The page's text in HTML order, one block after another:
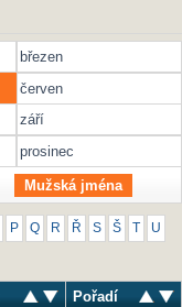
březen
červen
září
prosinec
Mužská jména
P Q R Ř S Š U
Pořadí